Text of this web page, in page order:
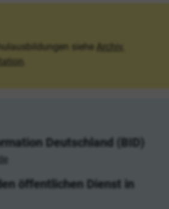
siehe
Archiv,
Deutschland (BID)
öffentlichen Dienst in